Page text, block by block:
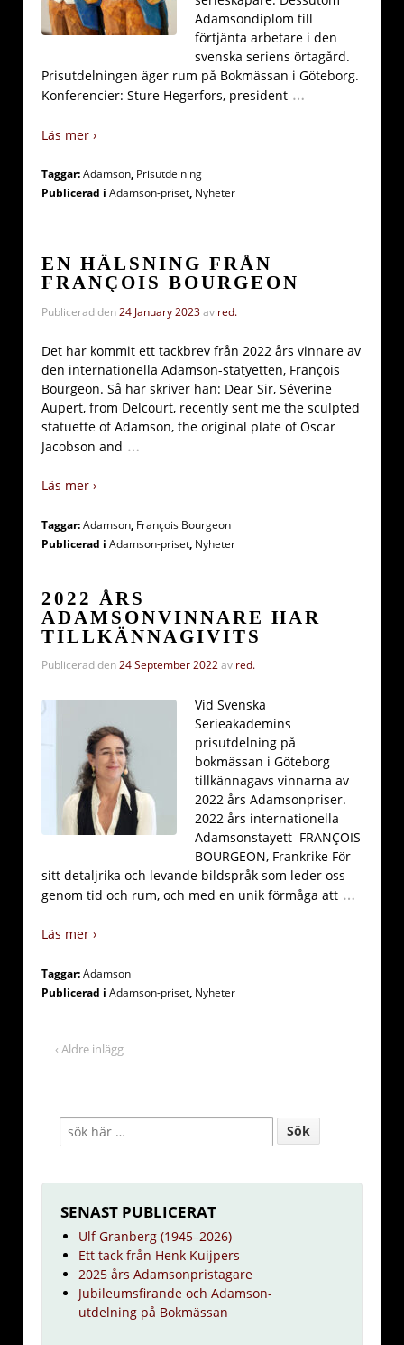
Adamsondiplom till
förtjänta arbetare i den
svenska seriens örtagård.
Prisutdelningen äger rum på Bokmässan i Göteborg.
Konferencier: Sture Hegerfors, president …
Läs mer ›
Taggar:Adamson, Prisutdelning
Publicerad i Adamson-priset, Nyheter
EN HÄLSNING FRÅN
FRANÇOIS BOURGEON
Publicerad den24 January 2023av red.
Det har kommit ett tackbrev från 2022 års vinnare av
den internationella Adamson-statyetten, François
Bourgeon. Så här skriver han: Dear Sir, Séverine
Aupert, from Delcourt, recently sent me the sculpted
statuette of Adamson, the original plate of Oscar
Jacobson and …
Läs mer ›
Taggar:Adamson, François Bourgeon
Publicerad i Adamson-priset, Nyheter
2022 ÅRS
ADAMSONVINNARE HAR
TILLKÄNNAGIVITS
Publicerad den24 September 2022av red.
Vid Svenska
Serieakademins
prisutdelning på
bokmässan i Göteborg
tillkännagavs vinnarna av
2022 års Adamsonpriser.
2022 års internationella
Adamsonstayett FRANÇOIS
BOURGEON, Frankrike För
sitt detaljrika och levande bildspråk som leder oss
genom tid och rum, och med en unik förmåga att …
Läs mer ›
Taggar:Adamson
Publicerad i Adamson-priset, Nyheter
‹ Äldre inlägg
SENAST PUBLICERAT
Ulf Granberg (1945–2026)
Ett tack från Henk Kuijpers
2025 års Adamsonpristagare
Jubileumsfirande och Adamson-
utdelning på Bokmässan